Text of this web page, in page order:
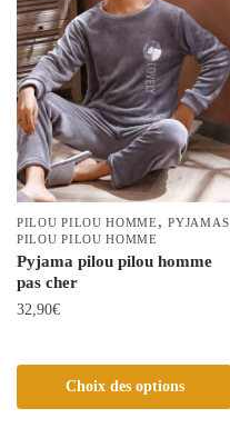
variations.
Les
options
peuvent
être
choisies
sur
la
page
produit
PILOU PILOU HOMME,PYJAMAS
PILOU PILOU HOMME
Pyjama pilou pilou homme
pas cher
32,90€
Choix des options
produit